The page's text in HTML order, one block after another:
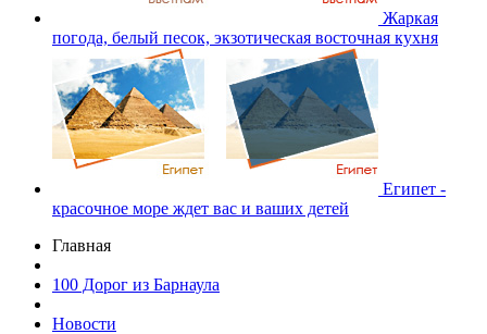
Жаркая
погода, белый песок, экзотическая восточная кухня
Египет -
красочное море ждет вас и ваших детей
Главная
100 Дорог из Барнаула
Новости